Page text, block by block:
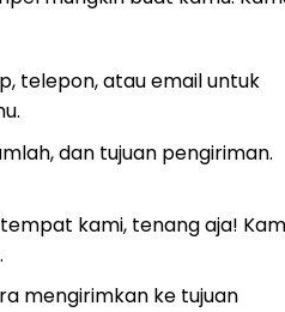
telepon, atau email untuk
dan tujuan pengiriman.
kami, tenang aja!
mengirimkan ke tujuan